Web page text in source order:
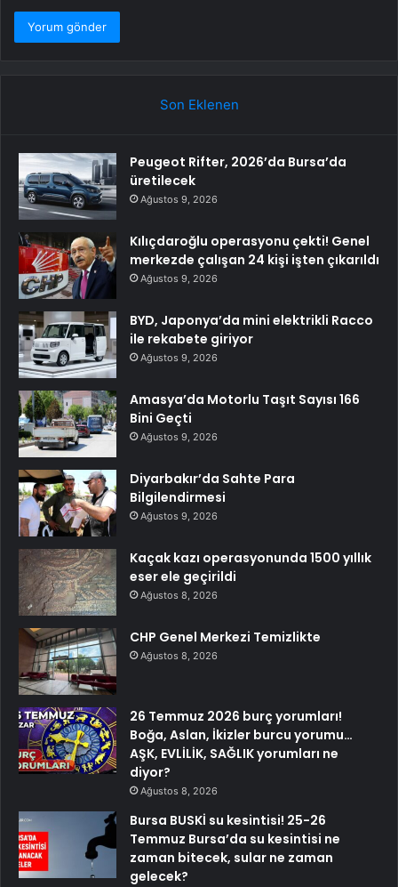
Son Eklenen
Peugeot Rifter, 2026’da Bursa’da
üretilecek
Ağustos 9, 2026
Kılıçdaroğlu operasyonu çekti! Genel
merkezde çalışan 24 kişi işten çıkarıldı
Ağustos 9, 2026
BYD, Japonya’da mini elektrikli Racco
ile rekabete giriyor
Ağustos 9, 2026
Amasya’da Motorlu Taşıt Sayısı 166
Bini Geçti
Ağustos 9, 2026
Diyarbakır’da Sahte Para
Bilgilendirmesi
Ağustos 9, 2026
Kaçak kazı operasyonunda 1500 yıllık
eser ele geçirildi
Ağustos 8, 2026
CHP Genel Merkezi Temizlikte
Ağustos 8, 2026
26 Temmuz 2026 burç yorumları!
Boğa, Aslan, İkizler burcu yorumu…
AŞK, EVLİLİK, SAĞLIK yorumları ne
diyor?
Ağustos 8, 2026
Bursa BUSKİ su kesintisi! 25-26
Temmuz Bursa’da su kesintisi ne
zaman bitecek, sular ne zaman
gelecek?